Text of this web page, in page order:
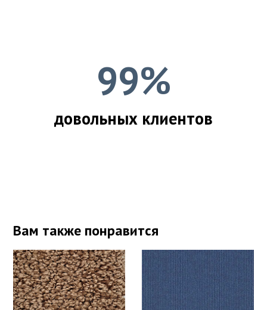
99%
довольных клиентов
Вам также понравится